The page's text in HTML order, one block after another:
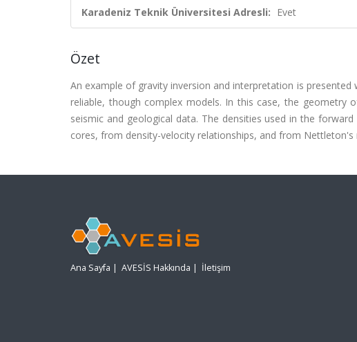
Karadeniz Teknik Üniversitesi Adresli: Evet
Özet
An example of gravity inversion and interpretation is
reliable, though complex models. In this case, the
seismic and geological data. The densities used in the
cores, from density-velocity relationships, and from
Ana Sayfa | AVESİS Hakkında | İletişim